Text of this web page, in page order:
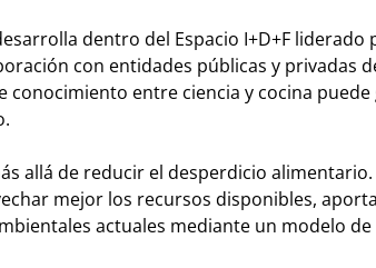
dentro del Espacio I+D+F
con entidades públicas y privadas
conocimiento entre ciencia y cocina
allá de reducir el desperdicio
mejor los recursos disponibles,
actuales mediante un modelo